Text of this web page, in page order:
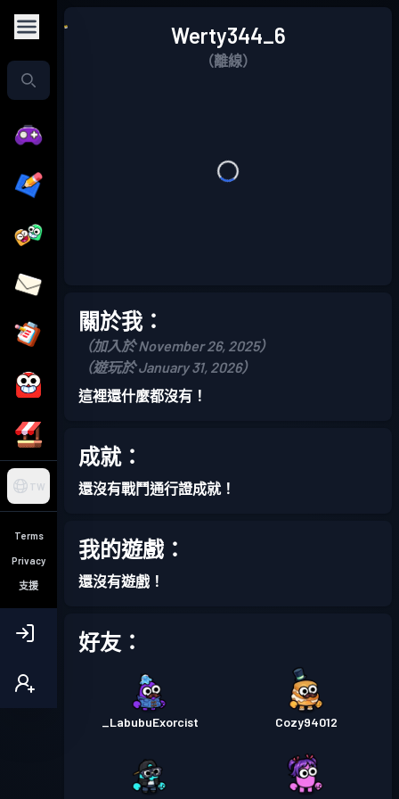
TW
Terms
Privacy
支援
Werty344_6
（離線）
關於我：
（加入於 November 26, 2025）
（遊玩於 January 31, 2026）
這裡還什麼都沒有！
成就：
還沒有戰鬥通行證成就！
我的遊戲：
還沒有遊戲！
好友：
_LabubuExorcist Cozy94012